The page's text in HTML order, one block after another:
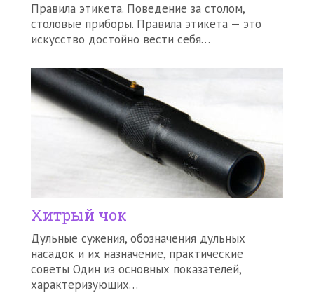
Правила этикета. Поведение за столом,
столовые приборы. Правила этикета — это
искусство достойно вести себя…
Хитрый чок
Дульные сужения, обозначения дульных
насадок и их назначение, практические
советы Один из основных показателей,
характеризующих…